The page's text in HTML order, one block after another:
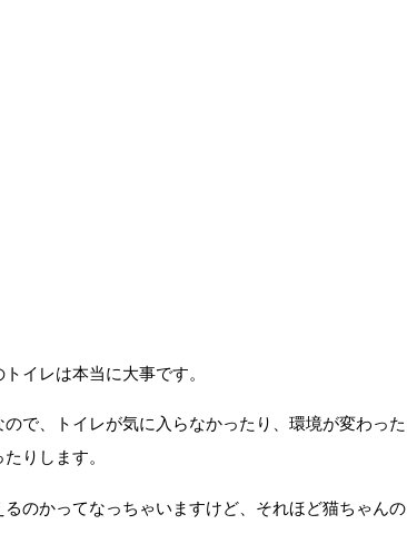
イレは本当に大事です。
で、トイレが気に入らなかったり、環境が変わった
りします。
のかってなっちゃいますけど、それほど猫ちゃんの